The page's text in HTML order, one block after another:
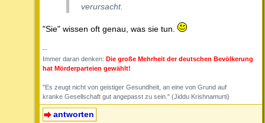
verursacht.
"Sie" wissen oft genau, was sie tun.
--
Immer daran denken: Die große Mehrheit der deutschen Bevölkerung
hat Mörderparteien gewählt!
"Es zeugt nicht von geistiger Gesundheit, an eine von Grund auf
kranke Gesellschaft gut angepasst zu sein." (Jiddu Krishnamurti)
antworten